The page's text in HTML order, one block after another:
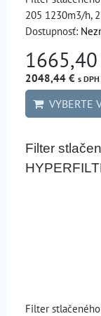
205 1230m3/h,
Dostupnosť:
2048,44 € s DPH
VYBERTE
Filter
Filter stlačeného